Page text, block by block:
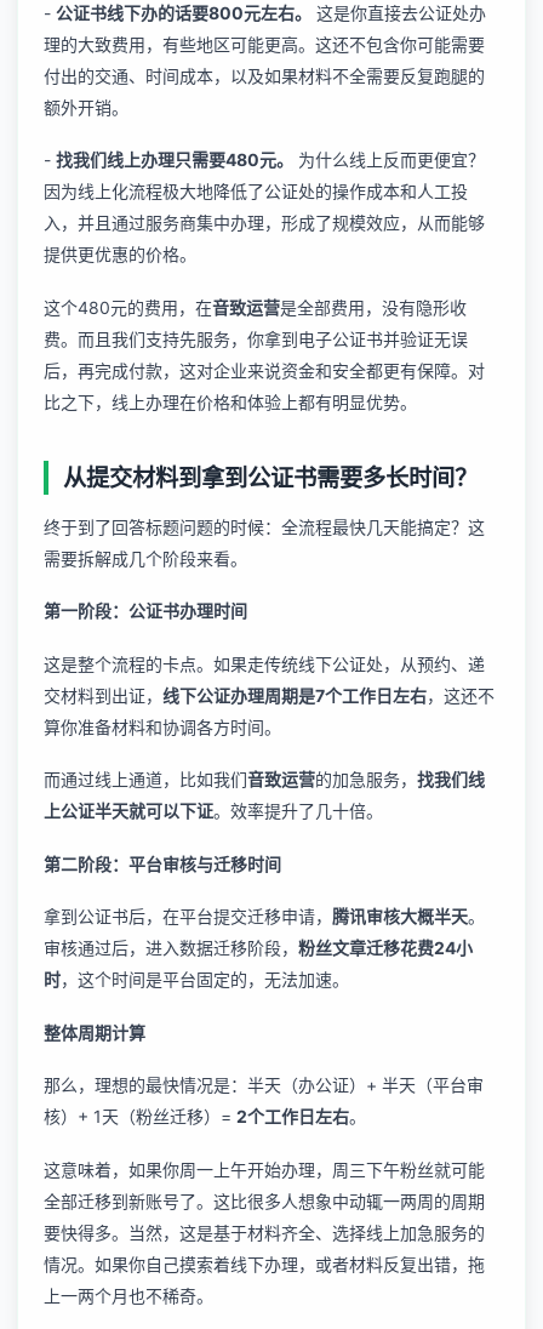
- 公证书线下办的话要800元左右。
这是你直接去公证处办
理的大致费用，有些地区可能更高。这还不包含你可能需要
付出的交通、时间成本，以及如果材料不全需要反复跑腿的
额外开销。
- 找我们线上办理只需要480元。
为什么线上反而更便宜？
因为线上化流程极大地降低了公证处的操作成本和人工投
入，并且通过服务商集中办理，形成了规模效应，从而能够
提供更优惠的价格。
这个480元的费用，在音致运营是全部费用，没有隐形收
费。而且我们支持先服务，你拿到电子公证书并验证无误
后，再完成付款，这对企业来说资金和安全都更有保障。对
比之下，线上办理在价格和体验上都有明显优势。
从提交材料到拿到公证书需要多长时间？
终于到了回答标题问题的时候：全流程最快几天能搞定？这
需要拆解成几个阶段来看。
第一阶段：公证书办理时间
这是整个流程的卡点。如果走传统线下公证处，从预约、递
交材料到出证， 线下公证办理周期是7个工作日左右，这还不
算你准备材料和协调各方时间。
而通过线上通道，比如我们音致运营的加急服务， 找我们线
上公证半天就可以下证。效率提升了几十倍。
第二阶段：平台审核与迁移时间
拿到公证书后，在平台提交迁移申请， 腾讯审核大概半天。
审核通过后，进入数据迁移阶段， 粉丝文章迁移花费24小
时，这个时间是平台固定的，无法加速。
整体周期计算
那么，理想的最快情况是：半天（办公证）+ 半天（平台审
核）+ 1天（粉丝迁移）= 2个工作日左右。
这意味着，如果你周一上午开始办理，周三下午粉丝就可能
全部迁移到新账号了。这比很多人想象中动辄一两周的周期
要快得多。当然，这是基于材料齐全、选择线上加急服务的
情况。如果你自己摸索着线下办理，或者材料反复出错，拖
上一两个月也不稀奇。